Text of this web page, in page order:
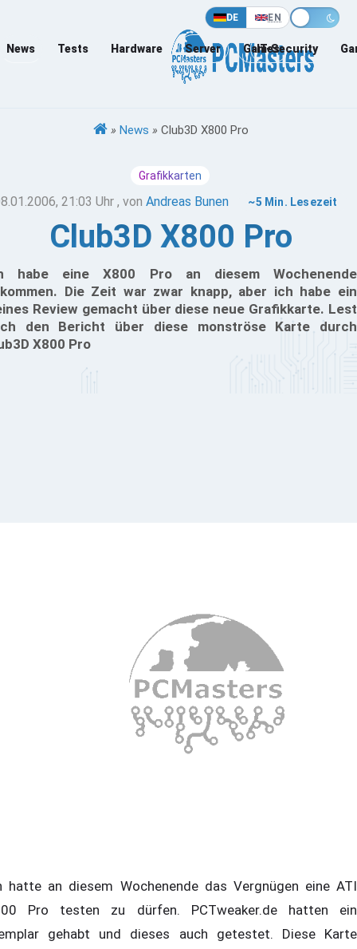
DE EN
News Tests Hardware Server Games
IT-Security
» News » Club3D X800 Pro
Grafikkarten
21:03 Uhr , vonAndreas Bunen ~5 Min. Lesezeit
Club3D X800 Pro
habe eine X800 Pro an diesem Wochenende
Die Zeit war zwar knapp, aber ich habe ein
Review gemacht über diese neue Grafikkarte. Lest
den Bericht über diese monströse Karte durch
X800 Pro
hatte an diesem Wochenende das Vergnügen eine ATI
Pro testen zu dürfen. PCTweaker.de hatten ein
gehabt und dieses auch getestet. Diese Karte